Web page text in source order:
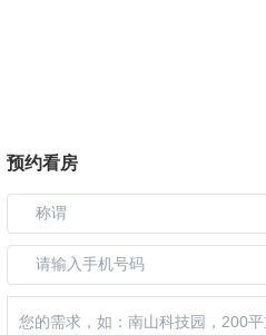
预约看房